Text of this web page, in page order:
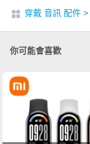
穿戴 音訊 配件 >
你可能會喜歡